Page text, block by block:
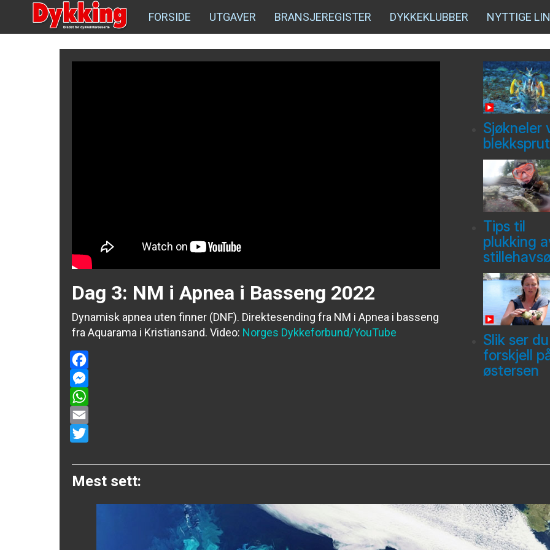
FORSIDE UTGAVER BRANSJEREGISTER DYKKEKLUBBER NYTTIGE
Dag 3: NM i Apnea i Basseng 2022
Dynamisk apnea uten finner (DNF). Direktesending fra NM i Apnea i basseng
fra Aquarama i Kristiansand. Video: Norges Dykkeforbund/YouTube
Facebook
Messenger
WhatsApp
Email
Sjøkneler
blekksprut
Tips til
plukking
Slik ser du
forskjell
østersen
Mest sett: